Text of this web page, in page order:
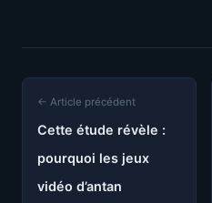
← Article précédent
Cette étude révèle :
pourquoi les jeux
vidéo d’antan